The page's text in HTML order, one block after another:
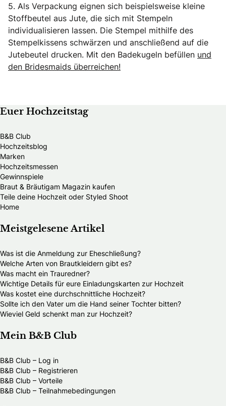
5. Als Verpackung eignen sich beispielsweise kleine
Stoffbeutel aus Jute, die sich mit Stempeln
individualisieren lassen. Die Stempel mithilfe des
Stempelkissens schwärzen und anschließend auf die
Jutebeutel drucken. Mit den Badekugeln befüllen und
den Bridesmaids überreichen!
Euer Hochzeitstag
B&B Club
Hochzeitsblog
Marken
Hochzeitsmessen
Gewinnspiele
Braut & Bräutigam Magazin kaufen
Teile deine Hochzeit oder Styled Shoot
Home
Meistgelesene Artikel
Was ist die Anmeldung zur Eheschließung?
Welche Arten von Brautkleidern gibt es?
Was macht ein Trauredner?
Wichtige Details für eure Einladungskarten zur Hochzeit
Was kostet eine durchschnittliche Hochzeit?
Sollte ich den Vater um die Hand seiner Tochter bitten?
Wieviel Geld schenkt man zur Hochzeit?
Mein B&B Club
B&B Club – Log in
B&B Club – Registrieren
B&B Club – Vorteile
B&B Club – Teilnahmebedingungen